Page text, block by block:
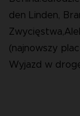
den Linden,
(najnowszy
Wyjazd w